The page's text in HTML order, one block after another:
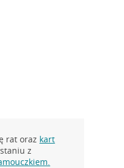
rat oraz kart
z